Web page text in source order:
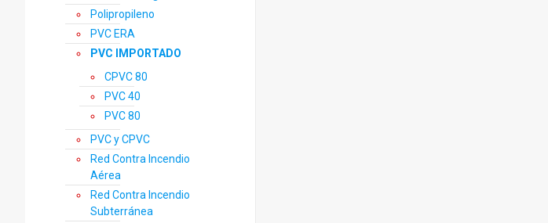
Polipropileno
PVC ERA
PVC IMPORTADO
CPVC 80
PVC 40
PVC 80
PVC y CPVC
Red Contra Incendio
Aérea
Red Contra Incendio
Subterránea